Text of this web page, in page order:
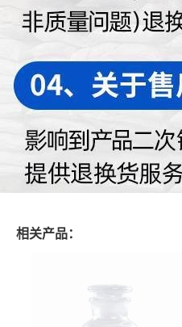
相关产品：